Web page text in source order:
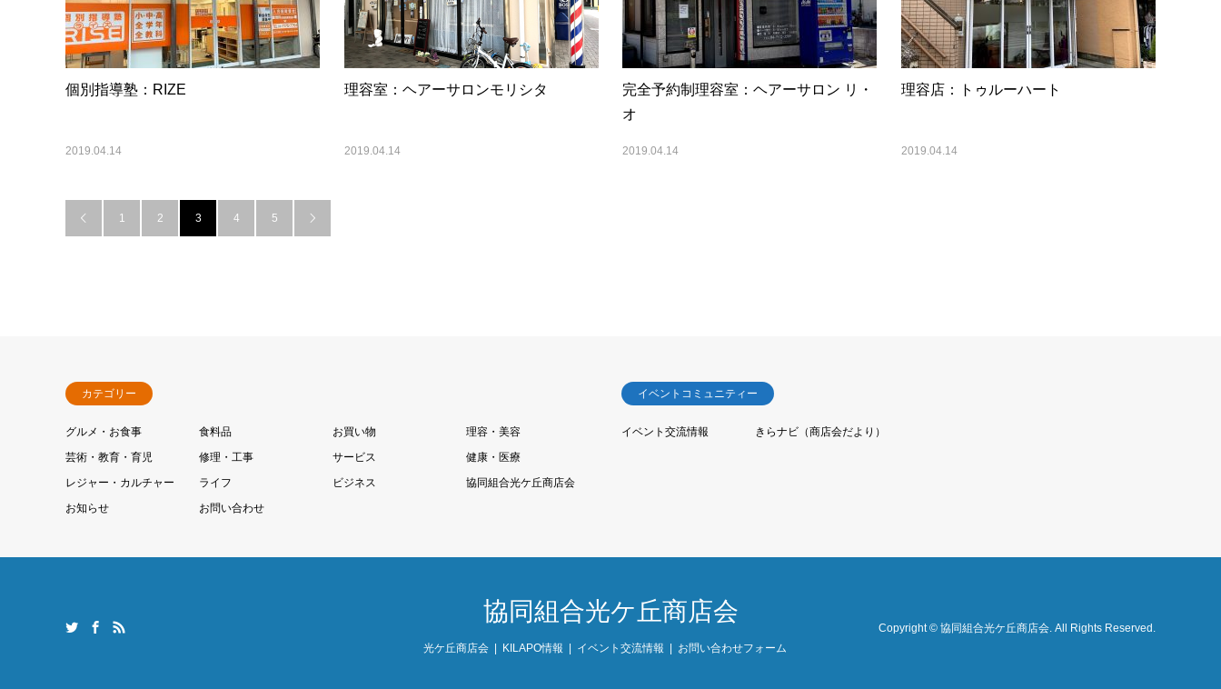
個別指導塾：RIZE
2019.04.14
理容室：ヘアーサロンモリシタ
2019.04.14
完全予約制理容室：ヘアーサロン リ・
オ
2019.04.14
理容店：トゥルーハート
2019.04.14
 1 2 3 4 5 
カテゴリー
グルメ・お食事 食料品 お買い物
理容・美容
芸術・教育・育児
修理・工事 サービス
健康・医療
レジャー・カルチャー
ライフ ビジネス
協同組合光ケ丘商店会
お知らせ
お問い合わせ
イベントコミュニティー
イベント交流情報 きらナビ（商店会だより）
協同組合光ケ丘商店会
光ケ丘商店会 KILAPO情報 イベント交流情報 お問い合わせフォーム
Copyright© 協同組合光ケ丘商店会 . All Rights Reserved.